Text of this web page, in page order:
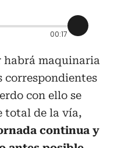
00:17
habrá maquinaria
correspondientes
con ello se
total de la vía,
continua y